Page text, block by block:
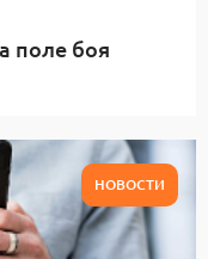
поле боя
НОВОСТИ